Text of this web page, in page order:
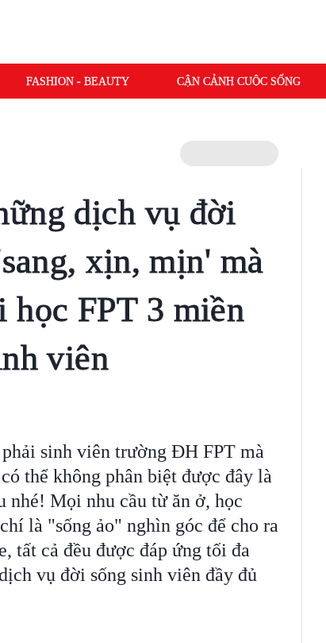
FASHION - BEAUTY CẬN CẢNH CUỘC SỐNG
dịch vụ đời
xịn, mịn' mà
học FPT 3 miền
viên
sinh viên trường ĐH FPT mà
thể không phân biệt được đây là
nhé! Mọi nhu cầu từ ăn ở, học
là "sống ảo" nghìn góc để cho ra
tất cả đều được đáp ứng tối đa
vụ đời sống sinh viên đầy đủ